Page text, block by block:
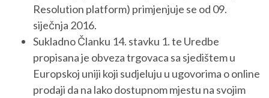
Resolution platform) primjenjuje se od 09.
siječnja 2016.
Sukladno Članku 14. stavku 1. te Uredbe
propisana je obveza trgovaca sa sjedištem u
Europskoj uniji koji sudjeluju u ugovorima o online
prodaji da na lako dostupnom mjestu na svojim